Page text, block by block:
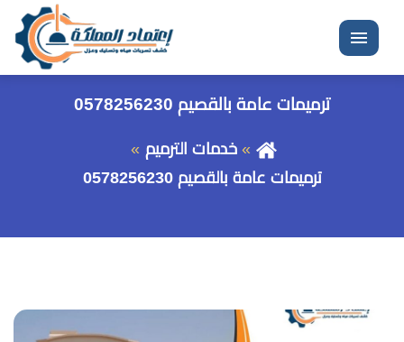
القائمة
ترميمات عامة بالقصيم 0578256230
خدمات الترميم
ترميمات عامة بالقصيم 0578256230